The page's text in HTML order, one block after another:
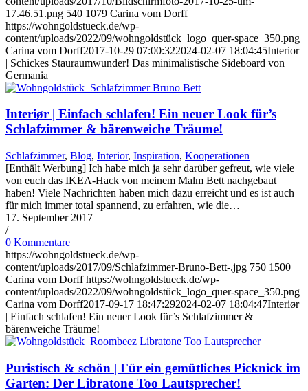
17.46.51.png 540 1079 Carina vom Dorff
https://wohngoldstueck.de/wp-
content/uploads/2022/09/wohngoldstück_logo_quer-space_350.png
Carina vom Dorff2017-10-29 07:00:322024-02-07 18:04:45Interior
| Schickes Stauraumwunder! Das minimalistische Sideboard von
Germania
Interiør | Einfach schlafen! Ein neuer Look für’s
Schlafzimmer & bärenweiche Träume!
Schlafzimmer, Blog, Interior, Inspiration, Kooperationen
[Enthält Werbung] Ich habe mich ja sehr darüber gefreut, wie viele
von euch das IKEA-Hack von meinem Malm Bett nachgebaut
haben! Viele Nachrichten haben mich dazu erreicht und es ist auch
für mich immer total spannend, zu erfahren, wie die…
17. September 2017
/
0 Kommentare
https://wohngoldstueck.de/wp-
content/uploads/2017/09/Schlafzimmer-Bruno-Bett-.jpg 750 1500
Carina vom Dorff https://wohngoldstueck.de/wp-
content/uploads/2022/09/wohngoldstück_logo_quer-space_350.png
Carina vom Dorff2017-09-17 18:47:292024-02-07 18:04:47Interiør
| Einfach schlafen! Ein neuer Look für’s Schlafzimmer &
bärenweiche Träume!
Puristisch & schön | Für ein gemütliches Picknick im
Garten: Der Libratone Too Lautsprecher!